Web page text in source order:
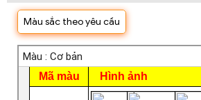
Màu sắc theo yêu cầu